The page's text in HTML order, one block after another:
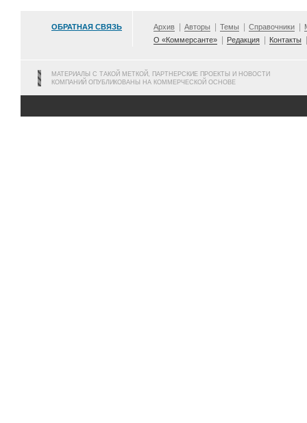
ОБРАТНАЯ СВЯЗЬ Архив Авторы Темы Справочники
О «Коммерсанте»
Редакция Контакты
МАТЕРИАЛЫ С ТАКОЙ МЕТКОЙ, ПАРТНЕРСКИЕ ПРОЕКТЫ И НОВОСТИ
КОМПАНИЙ ОПУБЛИКОВАНЫ НА КОММЕРЧЕСКОЙ ОСНОВЕ